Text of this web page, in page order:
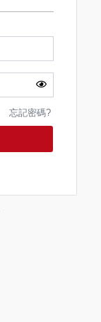
忘記密碼?